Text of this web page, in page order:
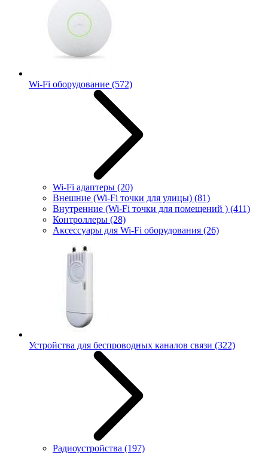
Wi-Fi оборудование (572)
Wi-Fi адаптеры (20)
Внешние (Wi-Fi точки для улицы) (81)
Внутренние (Wi-Fi точки для помещений ) (411)
Контроллеры (28)
Аксессуары для Wi-Fi оборудования (26)
Устройства для беспроводных каналов связи (322)
Радиоустройства (197)